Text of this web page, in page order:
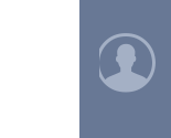
c